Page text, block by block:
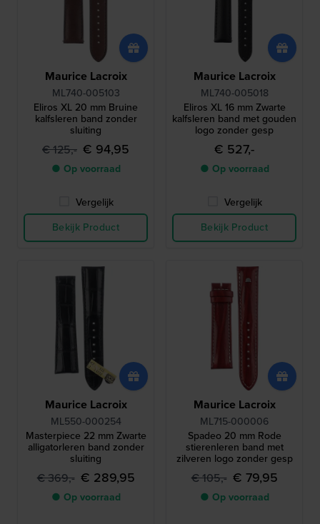
Maurice Lacroix
ML740-005103
Eliros XL 20 mm Bruine
kalfsleren band zonder
sluiting
€ 125,- € 94,95
● Op voorraad
Vergelijk
Bekijk Product
Maurice Lacroix
ML740-005018
Eliros XL 16 mm Zwarte
kalfsleren band met gouden
logo zonder gesp
€ 527,-
● Op voorraad
Vergelijk
Bekijk Product
Maurice Lacroix
ML550-000254
Masterpiece 22 mm Zwarte
alligatorleren band zonder
sluiting
€ 369,- € 289,95
● Op voorraad
Maurice Lacroix
ML715-000006
Spadeo 20 mm Rode
stierenleren band met
zilveren logo zonder gesp
€ 105,- € 79,95
● Op voorraad